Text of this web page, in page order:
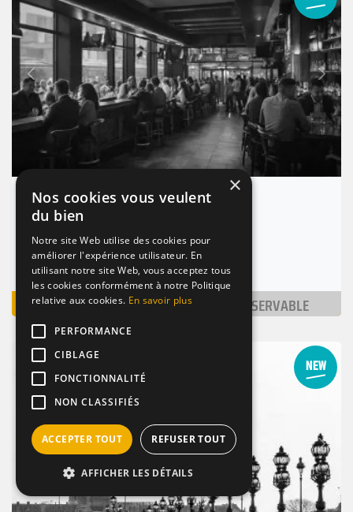
Précédent
Suivant
Marclee
(1.2km)
Paris 9 (75009)
Nombre de places : 1-30 pers.
VOIR NON RÉSERVABLE
BAR DE NUIT
Précédent
Suivant
×
Nos cookies vous veulent
du bien
Notre site Web utilise des cookies pour
améliorer l'expérience utilisateur. En
utilisant notre site Web, vous acceptez tous
les cookies conformément à notre Politique
relative aux cookies. En savoir plus
PERFORMANCE
CIBLAGE
FONCTIONNALITÉ
NON CLASSIFIÉS
ACCEPTER TOUT REFUSER TOUT
AFFICHER LES DÉTAILS